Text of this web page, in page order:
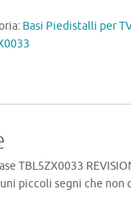
Basi Piedistalli per
TBL5ZX0033
piccoli segni che non